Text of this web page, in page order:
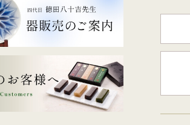
どら焼き
あん
生菓子・饅頭
涼菓
和菓子作り体験セット
長生殿
四百年間かわらぬ製法を守り続け日
本三名菓の随一と称えられておりま
す。
糖
菓
蛇玉もなか
森八の商標「蛇玉」を形にした、香
ばしい加賀のもなか種としっとりと
したこし餡が魅力
の
ギフト・詰合せ